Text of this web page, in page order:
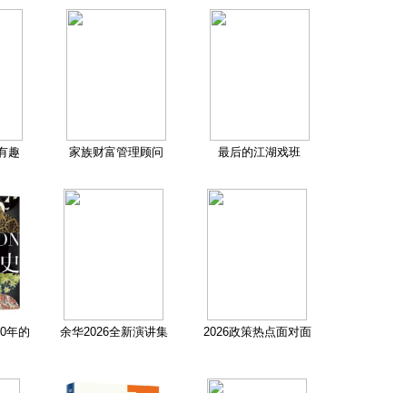
趣 家族财富管理顾问 最后的江湖戏班
年的
余华2026全新演讲集 2026政策热点面对面